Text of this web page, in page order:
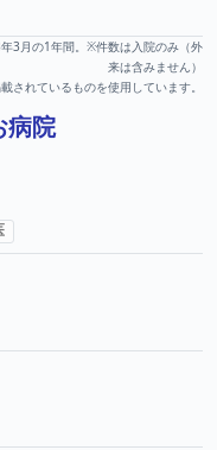
3月の1年間。※件数は入院のみ（外
来は含みません）
されているものを使用しています。
病院